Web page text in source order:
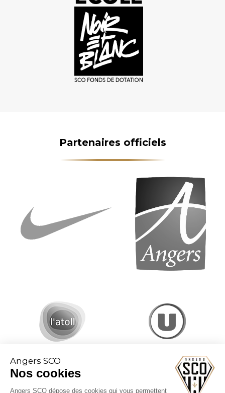
Angers SCO
Nos cookies
Angers SCO dépose des cookies qui vous permettent
Partenaires officiels